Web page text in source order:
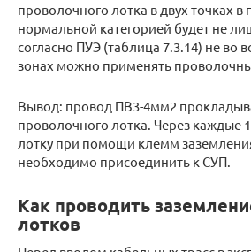
проволочного лотка в двух точках
нормальной категорией будет не
согласно ПУЭ (таблица 7.3.14) не во
зонах можно применять
Вывод: провод ПВ3-4мм2
проволочного лотка. Через каждые
лотку при помощи клемм
необходимо присоединить к СУП.
Как проводить
лотков